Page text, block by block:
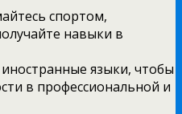
спортом,
навыки в
языки, чтобы
в профессиональной и